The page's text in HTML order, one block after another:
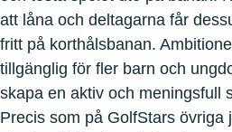
att låna och deltagarna får
fritt på korthålsbanan.
tillgänglig för fler barn och
skapa en aktiv och meningsfull
Precis som på GolfStars övriga